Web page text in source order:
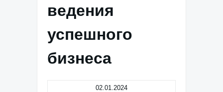
ведения
успешного
бизнеса
02.01.2024